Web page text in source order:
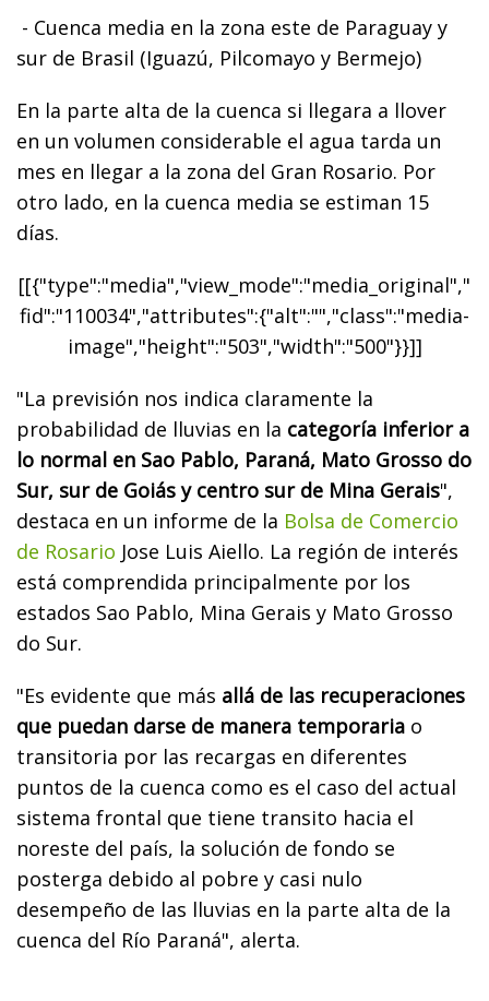
- Cuenca media en la zona este de Paraguay y
sur de Brasil (Iguazú, Pilcomayo y Bermejo)
En la parte alta de la cuenca si llegara a llover
en un volumen considerable el agua tarda un
mes en llegar a la zona del Gran Rosario. Por
otro lado, en la cuenca media se estiman 15
días.
[[{"type":"media","view_mode":"media_original","
fid":"110034","attributes":{"alt":"","class":"media-
image","height":"503","width":"500"}}]]
"La previsión nos indica claramente la
probabilidad de lluvias en la categoría inferior a
lo normal en Sao Pablo, Paraná, Mato Grosso do
Sur, sur de Goiás y centro sur de Mina Gerais",
destaca en un informe de la Bolsa de Comercio
de Rosario Jose Luis Aiello. La región de interés
está comprendida principalmente por los
estados Sao Pablo, Mina Gerais y Mato Grosso
do Sur.
"Es evidente que más allá de las recuperaciones
que puedan darse de manera temporaria o
transitoria por las recargas en diferentes
puntos de la cuenca como es el caso del actual
sistema frontal que tiene transito hacia el
noreste del país, la solución de fondo se
posterga debido al pobre y casi nulo
desempeño de las lluvias en la parte alta de la
cuenca del Río Paraná", alerta.